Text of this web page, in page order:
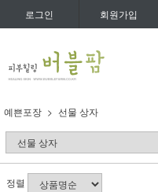
로그인 회원가입
예쁜포장 선물 상자
정렬